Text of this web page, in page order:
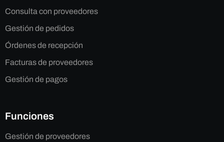
Consulta con proveedores
Gestión de pedidos
Órdenes de recepción
Facturas de proveedores
Gestión de pagos
Funciones
Gestión de proveedores